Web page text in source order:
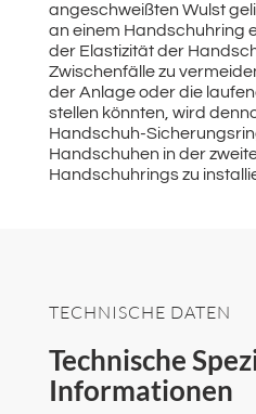
angeschweißten Wulst
an einem Handschuhring
der Elastizität der
Zwischenfälle zu
der Anlage oder die
stellen könnten, wird
Handschuh-
Handschuhen in der
Handschuhrings zu
TECHNISCHE DATEN
Technische
Informationen